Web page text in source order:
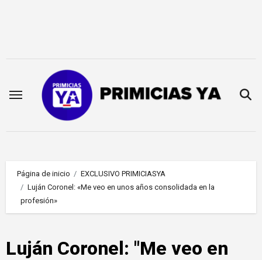
Página de inicio
EXCLUSIVO PRIMICIASYA
Luján Coronel: «Me veo en unos años consolidada en la
profesión»
Luján Coronel: "Me veo en